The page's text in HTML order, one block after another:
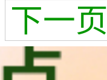
下一页